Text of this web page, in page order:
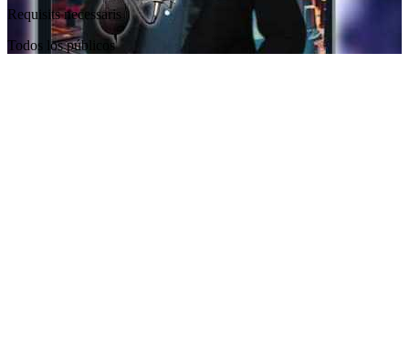
Requisits necessaris
Todos los públicos